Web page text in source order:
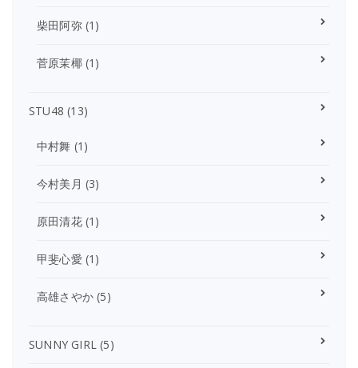
柴田阿弥(1)
菅原茉椰(1)
STU48 (13)
中村舞 (1)
今村美月 (3)
原田清花(1)
甲斐心愛 (1)
高雄さやか (5)
SUNNY GIRL (5)